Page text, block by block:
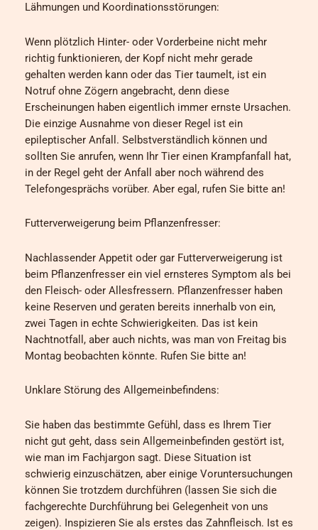
Lähmungen und Koordinationsstörungen:
Wenn plötzlich Hinter- oder Vorderbeine nicht mehr
richtig funktionieren, der Kopf nicht mehr gerade
gehalten werden kann oder das Tier taumelt, ist ein
Notruf ohne Zögern angebracht, denn diese
Erscheinungen haben eigentlich immer ernste Ursachen.
Die einzige Ausnahme von dieser Regel ist ein
epileptischer Anfall. Selbstverständlich können und
sollten Sie anrufen, wenn Ihr Tier einen Krampfanfall hat,
in der Regel geht der Anfall aber noch während des
Telefongesprächs vorüber. Aber egal, rufen Sie bitte an!
Futterverweigerung beim Pflanzenfresser:
Nachlassender Appetit oder gar Futterverweigerung ist
beim Pflanzenfresser ein viel ernsteres Symptom als bei
den Fleisch- oder Allesfressern. Pflanzenfresser haben
keine Reserven und geraten bereits innerhalb von ein,
zwei Tagen in echte Schwierigkeiten. Das ist kein
Nachtnotfall, aber auch nichts, was man von Freitag bis
Montag beobachten könnte. Rufen Sie bitte an!
Unklare Störung des Allgemeinbefindens:
Sie haben das bestimmte Gefühl, dass es Ihrem Tier
nicht gut geht, dass sein Allgemeinbefinden gestört ist,
wie man im Fachjargon sagt. Diese Situation ist
schwierig einzuschätzen, aber einige Voruntersuchungen
können Sie trotzdem durchführen (lassen Sie sich die
fachgerechte Durchführung bei Gelegenheit von uns
zeigen). Inspizieren Sie als erstes das Zahnfleisch. Ist es